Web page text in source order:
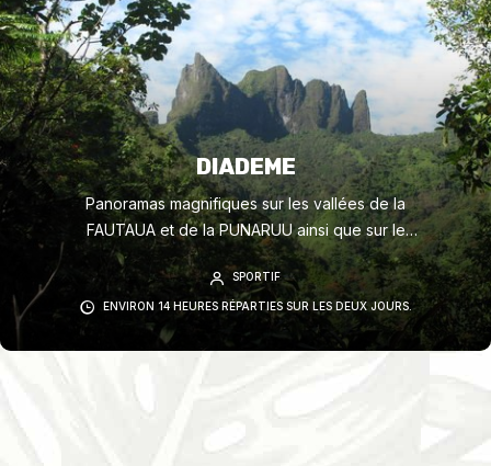
DIADEME
Panoramas magnifiques sur les vallées de la
FAUTAUA et de la PUNARUU ainsi que sur le
diadème. Visite intégrale de la vallée de la
FAUTAUA jusqu’à ses sources Terrains très
variés.
SPORTIF
ENVIRON 14 HEURES RÉPARTIES SUR LES DEUX JOURS.